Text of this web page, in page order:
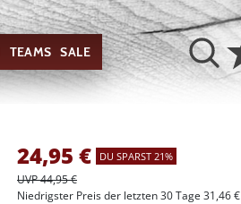
TEAMS SALE
24,95 € DU SPARST 21%
UVP 44,95 €
Niedrigster Preis der letzten 30 Tage 31,46 €